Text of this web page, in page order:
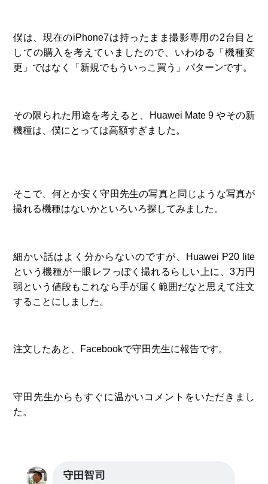
僕は、現在のiPhone7は持ったまま撮影専用の2台目と
しての購入を考えていましたので、いわゆる「機種変
更」ではなく「新規でもういっこ買う」パターンです。
その限られた用途を考えると、Huawei Mate 9 やその新
機種は、僕にとっては高額すぎました。
そこで、何とか安く守田先生の写真と同じような写真が
撮れる機種はないかといろいろ探してみました。
細かい話はよく分からないのですが、Huawei P20 lite
という機種が一眼レフっぽく撮れるらしい上に、3万円
弱という値段もこれなら手が届く範囲だなと思えて注文
することにしました。
注文したあと、Facebookで守田先生に報告です。
守田先生からもすぐに温かいコメントをいただきまし
た。